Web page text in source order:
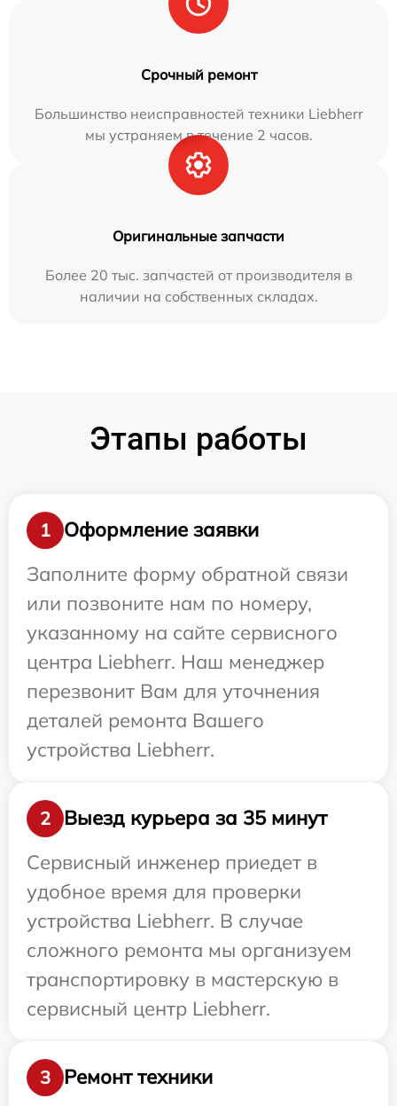
Срочный ремонт
Большинство неисправностей техники Liebherr
мы устраняем в течение 2 часов.
Оригинальные запчасти
Более 20 тыс. запчастей от производителя в
наличии на собственных складах.
Этапы работы
1
Оформление заявки
Заполните форму обратной связи
или позвоните нам по номеру,
указанному на сайте сервисного
центра Liebherr. Наш менеджер
перезвонит Вам для уточнения
деталей ремонта Вашего
устройства Liebherr.
2
Выезд курьера за 35 минут
Сервисный инженер приедет в
удобное время для проверки
устройства Liebherr. В случае
сложного ремонта мы организуем
транспортировку в мастерскую в
сервисный центр Liebherr.
3 Ремонт техники